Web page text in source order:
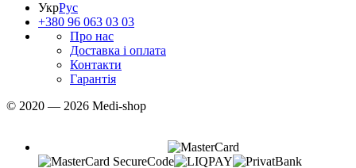
УкрРус
+380 96 063 03 03
Про нас
Доставка і оплата
Контакти
Гарантія
© 2020 — 2026 Medi-shop